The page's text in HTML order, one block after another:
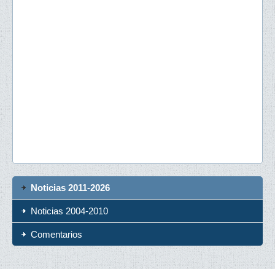
Noticias 2011-2026
Noticias 2004-2010
Comentarios